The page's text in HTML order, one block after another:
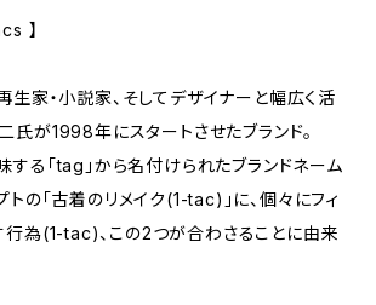
】
生家・小説家、そしてデザイナーと幅広く活
氏が1998年にスタートさせたブランド。
る「tag」から名付けられたブランドネーム
トの「古着のリメイク(1-tac)」に、個々にフィ
行為(1-tac)、この2つが合わさることに由来